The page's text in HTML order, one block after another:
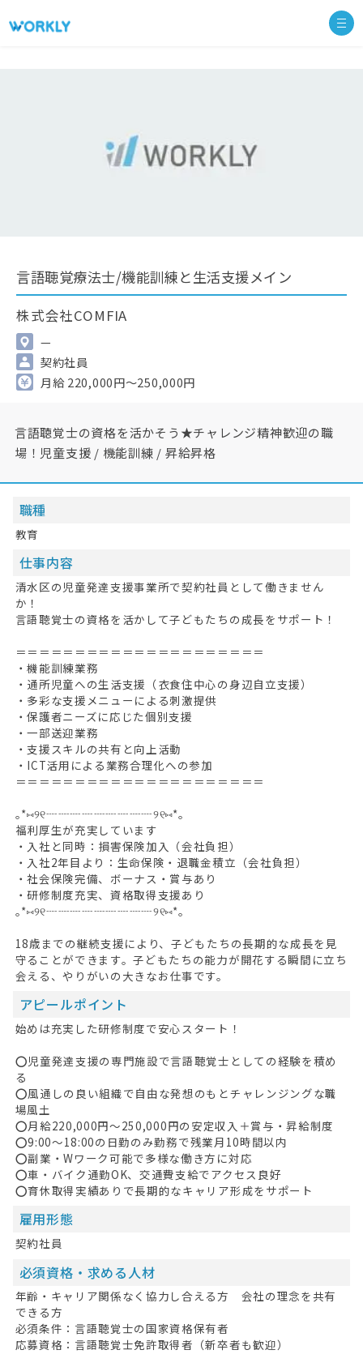
HOME
無料会員登録
言語聴覚療法士/機能訓練と生活支援メイン
株式会社COMFIA
—
契約社員
月給 220,000円～250,000円
言語聴覚士の資格を活かそう★チャレンジ精神歓迎の職
場！児童支援 / 機能訓練 / 昇給昇格
職種
教育
仕事内容
清水区の児童発達支援事業所で契約社員として働きません
か！
言語聴覚士の資格を活かして子どもたちの成長をサポート！
＝＝＝＝＝＝＝＝＝＝＝＝＝＝＝＝＝＝＝＝＝
・機能訓練業務
・通所児童への生活支援（衣食住中心の身辺自立支援）
・多彩な支援メニューによる刺激提供
・保護者ニーズに応じた個別支援
・一部送迎業務
・支援スキルの共有と向上活動
・ICT活用による業務合理化への参加
＝＝＝＝＝＝＝＝＝＝＝＝＝＝＝＝＝＝＝＝＝
｡*⑅୨୧┈┈┈┈┈┈┈┈┈୨୧⑅*｡
福利厚生が充実しています
・入社と同時：損害保険加入（会社負担）
・入社2年目より：生命保険・退職金積立（会社負担）
・社会保険完備、ボーナス・賞与あり
・研修制度充実、資格取得支援あり
｡*⑅୨୧┈┈┈┈┈┈┈┈┈୨୧⑅*｡
18歳までの継続支援により、子どもたちの長期的な成長を見
守ることができます。子どもたちの能力が開花する瞬間に立ち
会える、やりがいの大きなお仕事です。
アピールポイント
始めは充実した研修制度で安心スタート！
⭕児童発達支援の専門施設で言語聴覚士としての経験を積め
る
⭕風通しの良い組織で自由な発想のもとチャレンジングな職
場風土
⭕月給220,000円〜250,000円の安定収入＋賞与・昇給制度
⭕9:00〜18:00の日勤のみ勤務で残業月10時間以内
⭕副業・Wワーク可能で多様な働き方に対応
⭕車・バイク通勤OK、交通費支給でアクセス良好
⭕育休取得実績ありで長期的なキャリア形成をサポート
雇用形態
契約社員
必須資格・求める人材
年齢・キャリア関係なく協力し合える方 会社の理念を共有
できる方
必須条件：言語聴覚士の国家資格保有者
応募資格：言語聴覚士免許取得者（新卒者も歓迎）